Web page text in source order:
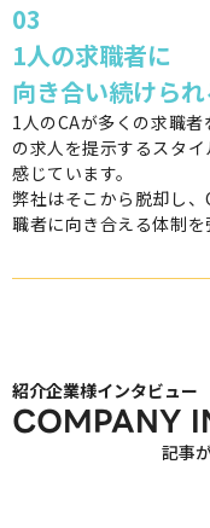
03
1人の求職者に
向き合い続けら
1人のCAが多くの求職
の求人を提示するスタ
感じています。
弊社はそこから脱却し
職者に向き合える体制を
紹介企業様インタビュー
COMPANY
記事